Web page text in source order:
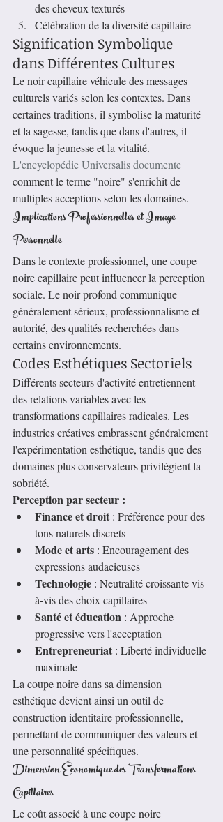
des cheveux texturés
Célébration de la diversité capillaire
Signification Symbolique
dans Différentes Cultures
Le noir capillaire véhicule des messages
culturels variés selon les contextes. Dans
certaines traditions, il symbolise la maturité
et la sagesse, tandis que dans d'autres, il
évoque la jeunesse et la vitalité.
L'encyclopédie Universalis documente
comment le terme "noire" s'enrichit de
multiples acceptions selon les domaines.
Implications Professionnelles et Image
Personnelle
Dans le contexte professionnel, une coupe
noire capillaire peut influencer la perception
sociale. Le noir profond communique
généralement sérieux, professionnalisme et
autorité, des qualités recherchées dans
certains environnements.
Codes Esthétiques Sectoriels
Différents secteurs d'activité entretiennent
des relations variables avec les
transformations capillaires radicales. Les
industries créatives embrassent généralement
l'expérimentation esthétique, tandis que des
domaines plus conservateurs privilégient la
sobriété.
Perception par secteur :
Finance et droit : Préférence pour des
tons naturels discrets
Mode et arts : Encouragement des
expressions audacieuses
Technologie : Neutralité croissante vis-
à-vis des choix capillaires
Santé et éducation : Approche
progressive vers l'acceptation
Entrepreneuriat : Liberté individuelle
maximale
La coupe noire dans sa dimension
esthétique devient ainsi un outil de
construction identitaire professionnelle,
permettant de communiquer des valeurs et
une personnalité spécifiques.
Dimension Économique des Transformations
Capillaires
Le coût associé à une coupe noire